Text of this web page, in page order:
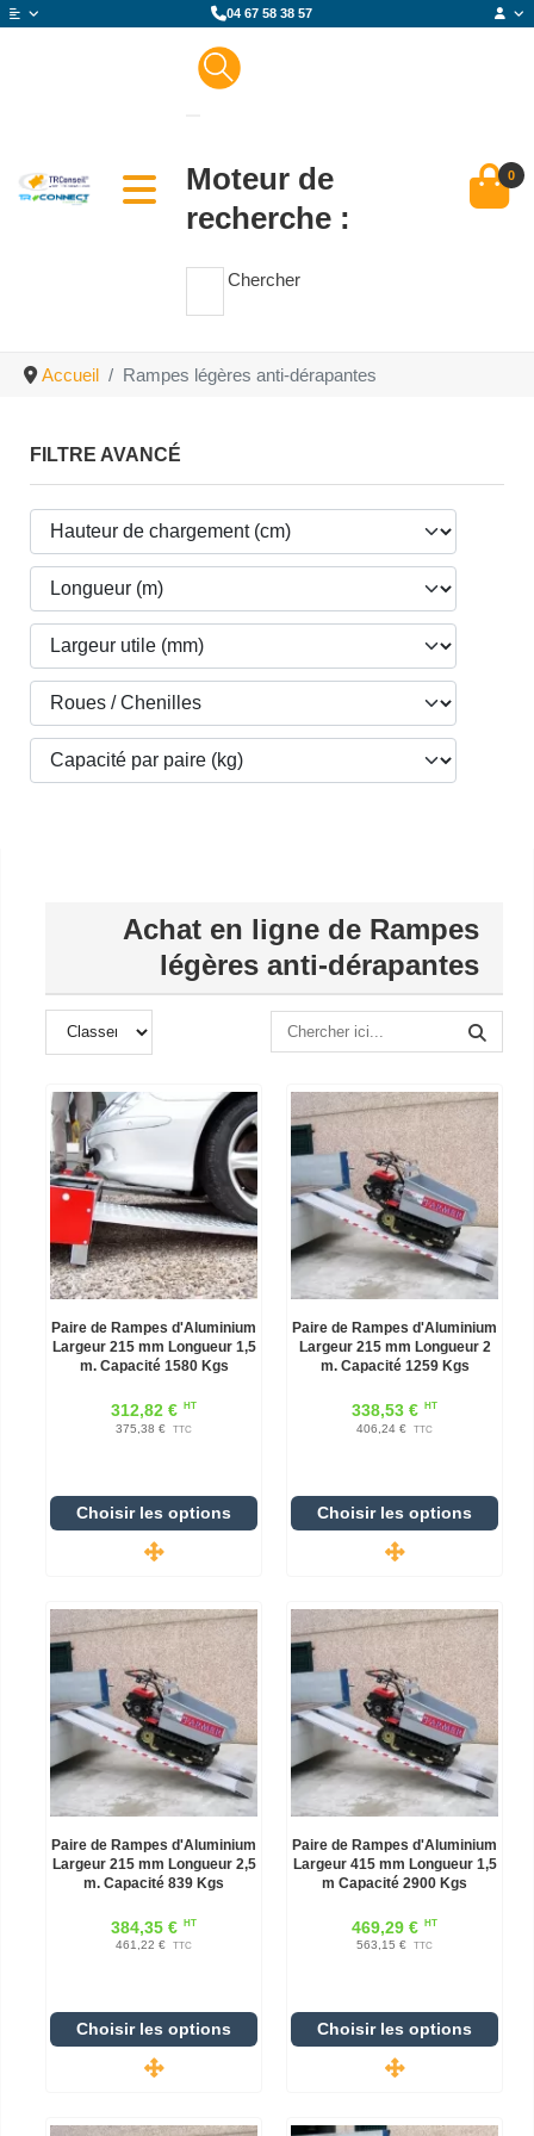
04 67 58 38 57
Moteur de
recherche :
Chercher
0
Accueil Rampes légères anti-dérapantes
FILTRE AVANCÉ
Achat en ligne de Rampes
légères anti-dérapantes
Paire de Rampes d'Aluminium
Largeur 215 mm Longueur 1,5
m. Capacité 1580 Kgs
312,82 € HT
375,38 € TTC
Choisir les options
Paire de Rampes d'Aluminium
Largeur 215 mm Longueur 2
m. Capacité 1259 Kgs
338,53 € HT
406,24 € TTC
Choisir les options
Paire de Rampes d'Aluminium
Largeur 215 mm Longueur 2,5
m. Capacité 839 Kgs
384,35 € HT
461,22 € TTC
Choisir les options
Paire de Rampes d'Aluminium
Largeur 415 mm Longueur 1,5
m Capacité 2900 Kgs
469,29 € HT
563,15 € TTC
Choisir les options